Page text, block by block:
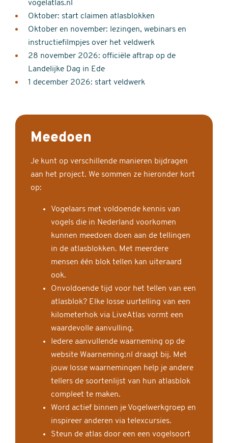
vogelatlas.nl
Oktober: start claimen atlasblokken
Oktober en november: lezingen, webinars en
instructiefilmpjes over het veldwerk
28 november 2026: officiële aftrap op de
Landelijke Dag in Ede
1 december 2026: start veldwerk
Meedoen
Je kunt op verschillende manieren bijdragen
aan het project. We sommen ze hieronder kort
op:
Vogelaars met voldoende kennis van
vogels die in Nederland voorkomen
kunnen meedoen doen aan de tellingen
in de atlasblokken. Met meerdere
mensen één blok tellen kan uiteraard
ook.
Onvoldoende tijd voor het tellen van een
atlasblok? Elke losse uurtelling van een
kilometerhok via LiveAtlas vormt een
waardevolle aanvulling.
Iedere aanvullende waarneming op de
website Waarneming.nl draagt bij. Met
jouw losse waarnemingen help je andere
tellers de soortenlijst van hun atlasblok
compleet te maken.
Word actief binnen je Vogelwerkgroep en
inspireer anderen via telexcursies.
Steun de atlas door een een vogelsoort